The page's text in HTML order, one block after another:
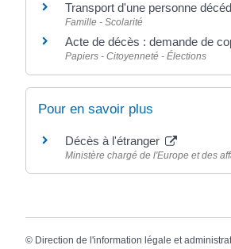
Transport d'une personne
Famille - Scolarité
Acte de décès : demande de
Papiers - Citoyenneté - Élections
Pour en savoir plus
Décès à l'étranger
Ministère chargé de l'Europe et des
© Direction de l'information légale et